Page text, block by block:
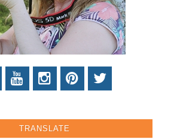
TRANSLATE